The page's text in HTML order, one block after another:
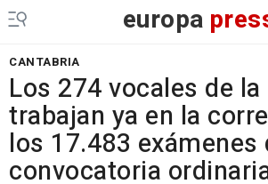
europa
CANTABRIA
Los 274 vocales de la
trabajan ya en la
los 17.483 exámenes
convocatoria